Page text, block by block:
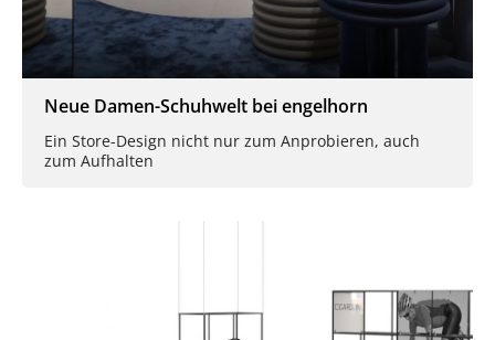
Neue Damen-Schuhwelt bei engelhorn
Ein Store-Design nicht nur zum Anprobieren, auch
zum Aufhalten